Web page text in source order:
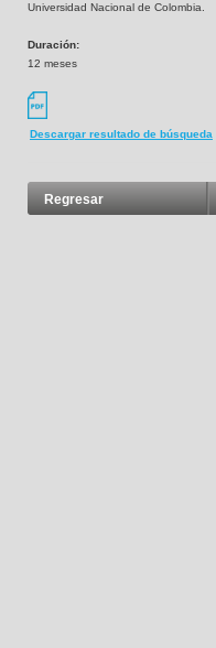
Universidad Nacional de Colombia.
Duración:
12 meses
Descargar resultado de búsqueda
Regresar